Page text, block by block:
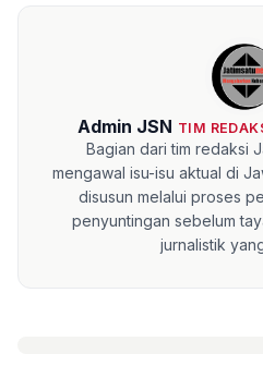
Admin JSN TIM
Bagian dari tim redaksi
mengawal isu-isu aktual di
disusun melalui proses
penyuntingan sebelum
jurnalistik